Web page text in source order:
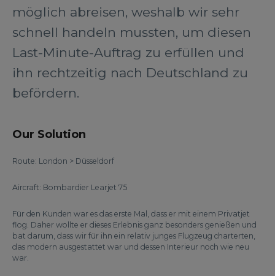
möglich abreisen, weshalb wir sehr
schnell handeln mussten, um diesen
Last-Minute-Auftrag zu erfüllen und
ihn rechtzeitig nach Deutschland zu
befördern.
Our Solution
Route: London > Düsseldorf
Aircraft: Bombardier Learjet 75
Für den Kunden war es das erste Mal, dass er mit einem Privatjet
flog. Daher wollte er dieses Erlebnis ganz besonders genießen und
bat darum, dass wir für ihn ein relativ junges Flugzeug charterten,
das modern ausgestattet war und dessen Interieur noch wie neu
war.